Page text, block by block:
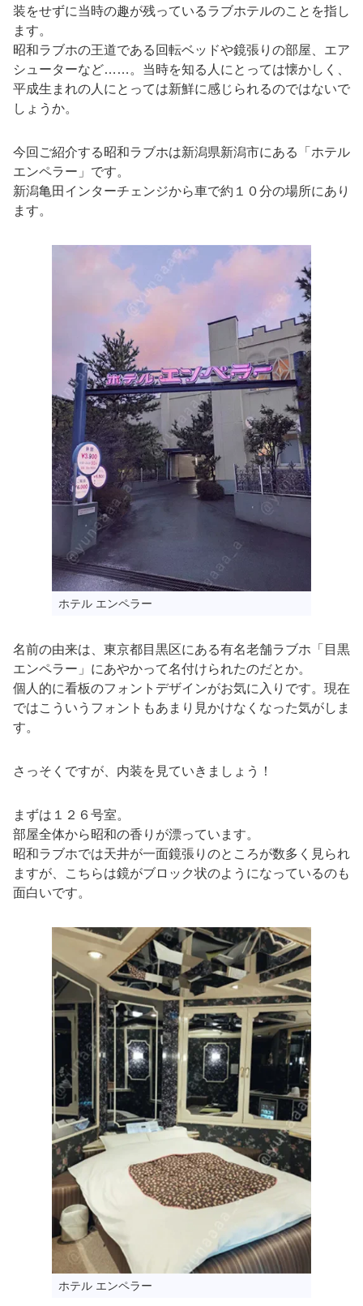
装をせずに当時の趣が残っているラブホテルのことを指し
ます。
昭和ラブホの王道である回転ベッドや鏡張りの部屋、エア
シューターなど……。当時を知る人にとっては懐かしく、
平成生まれの人にとっては新鮮に感じられるのではないで
しょうか。
今回ご紹介する昭和ラブホは新潟県新潟市にある「ホテル
エンペラー」です。
新潟亀田インターチェンジから車で約１０分の場所にあり
ます。
ホテル エンペラー
名前の由来は、東京都目黒区にある有名老舗ラブホ「目黒
エンペラー」にあやかって名付けられたのだとか。
個人的に看板のフォントデザインがお気に入りです。現在
ではこういうフォントもあまり見かけなくなった気がしま
す。
さっそくですが、内装を見ていきましょう！
まずは１２６号室。
部屋全体から昭和の香りが漂っています。
昭和ラブホでは天井が一面鏡張りのところが数多く見られ
ますが、こちらは鏡がブロック状のようになっているのも
面白いです。
ホテル エンペラー